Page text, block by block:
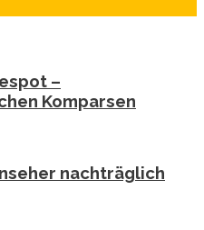
–
Komparsen
nachträglich